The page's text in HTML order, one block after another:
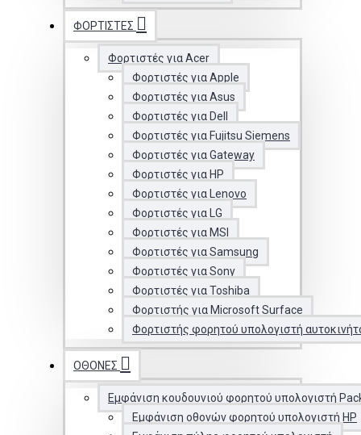
ΦΟΡΤΙΣΤΈΣ
Φορτιστές για Acer
Φορτιστές για Apple
Φορτιστές για Asus
Φορτιστές για Dell
Φορτιστές για Fujitsu Siemens
Φορτιστές για Gateway
Φορτιστές για HP
Φορτιστές για Lenovo
Φορτιστές για LG
Φορτιστές για MSI
Φορτιστές για Samsung
Φορτιστές για Sony
Φορτιστές για Toshiba
Φορτιστής για Microsoft Surface
Φορτιστής φορητού υπολογιστή
ΟΘΌΝΕΣ
Εμφάνιση κουδουνιού φορητού υπολογιστή
Εμφάνιση οθονών φορητού υπολογιστή HP